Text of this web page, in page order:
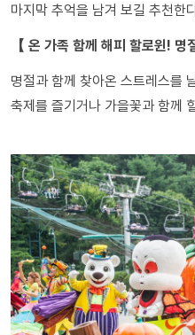
마지막 추억을 남겨 보길 추천한
【 온 가족 함께 해피 할로윈! 명
명절과 함께 찾아온 스트레스를
축제를 즐기거나 가을꽃과 함께